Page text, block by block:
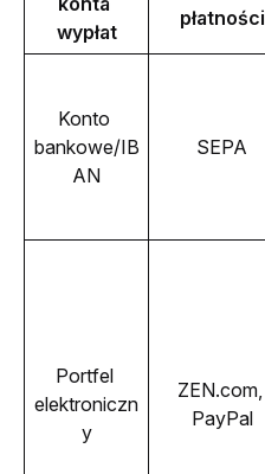
wypłat
płatności
Konto
bankowe/IB
AN
SEPA
Portfel
elektroniczn
y
ZEN.com,
PayPal